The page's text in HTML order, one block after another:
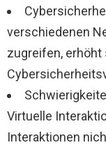
verschiedenen
zugreifen, erhöht
Virtuelle
Interaktionen